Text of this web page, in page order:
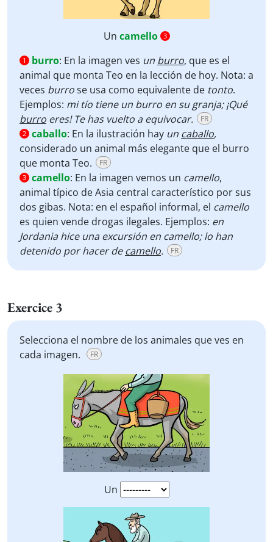
Un camello 3
1 burro: En la imagen ves un burro, que es el
animal que monta Teo en la lección de hoy. Nota: a
veces burrose usa como equivalente de tonto.
Ejemplos: mi tío tiene un burro en su granja; ¡Qué
burro eres! Te has vuelto a equivocar. FR
2 caballo: En la ilustración hay un caballo,
considerado un animal más elegante que el burro
que monta Teo.
FR
3 camello: En la imagen vemos un camello,
animal típico de Asia central característico por sus
dos gibas. Nota: en el español informal, el camello
es quien vende drogas ilegales. Ejemplos: en
Jordania hice una excursión en camello; lo han
detenido por hacer decamello. FR
Exercice 3
Selecciona el nombre de los animales que ves en
cada imagen.
FR
Un